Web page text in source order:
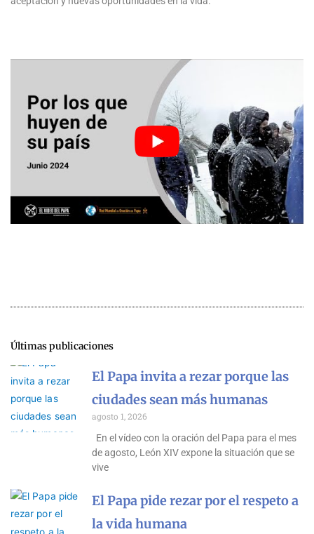
Últimas publicaciones
El Papa invita a rezar porque las
ciudades sean más humanas
agosto 1, 2026
En el vídeo con la oración del Papa para el mes
de agosto, León XIV expone la situación que se
vive
El Papa pide rezar por el respeto a
la vida humana